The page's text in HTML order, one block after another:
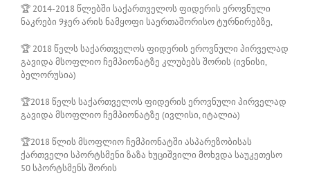
🏆 2014-2018 წლებში საქართველოს ფიდერის ეროვნული
ნაკრები 9ჯერ არის ნამყოფი საერთაშორისო ტურნირებზე,
🏆 2018 წელს საქართველოს ფიდერის ეროვნული პირველად
გავიდა მსოფლიო ჩემპიონატზე კლუბებს შორის (ივნისი,
ბელორუსია)
🏆2018 წელს საქართველოს ფიდერის ეროვნული პირველად
გავიდა მსოფლიო ჩემპიონატზე (ივლისი, იტალია)
🏆2018 წლის მსოფლიო ჩემპიონატში ასპარეზობისას
ქართველი სპორტსმენი ზაზა ხუციშვილი მოხვდა საუკეთესო
50 სპორტსმენს შორის